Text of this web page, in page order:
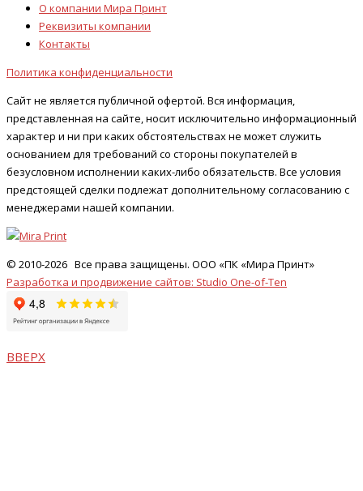
О компании Мира Принт
Реквизиты компании
Контакты
Политика конфиденциальности
Сайт не является публичной офертой. Вся информация,
представленная на сайте, носит исключительно информационный
характер и ни при каких обстоятельствах не может служить
основанием для требований со стороны покупателей в
безусловном исполнении каких-либо обязательств. Все условия
предстоящей сделки подлежат дополнительному согласованию с
менеджерами нашей компании.
© 2010-2026 Все права защищены. ООО «ПК «Мира Принт»
Разработка и продвижение сайтов: Studio One-of-Ten
ВВЕРХ